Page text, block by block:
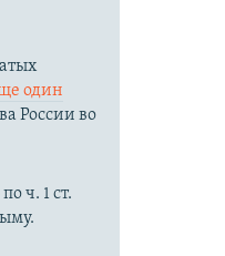
один
России во
ч. 1 ст.